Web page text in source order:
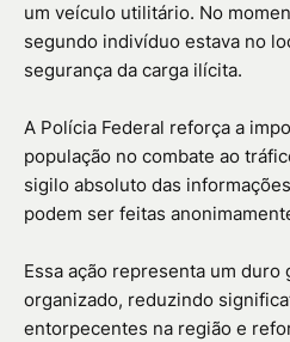
um veículo utilitário. No
segundo indivíduo estava no
segurança da carga ilícita.
A Polícia Federal reforça a
população no combate ao
sigilo absoluto das
podem ser feitas
Essa ação representa um
organizado, reduzindo
entorpecentes na região e